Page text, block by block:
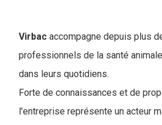
Virbac accompagne depuis plus
professionnels de la santé
dans leurs quotidiens.
Forte de connaissances et de
l'entreprise représente un acteur